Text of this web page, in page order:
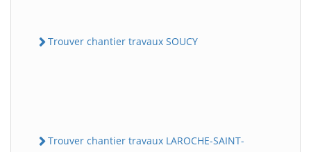
Trouver chantier travaux SOUCY
Trouver chantier travaux LAROCHE-SAINT-